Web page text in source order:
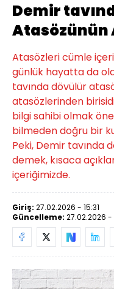
Demir
Atasözünün
Atasözleri cümle
günlük hayatta da
tavında dövülür
atasözlerinden
bilgi sahibi olmak
bilmeden doğru bir
Peki, Demir tavında
demek, kısaca
içeriğimizde.
Giriş: 27.02.2026 - 15:31
Güncelleme: 27.02.2026 -